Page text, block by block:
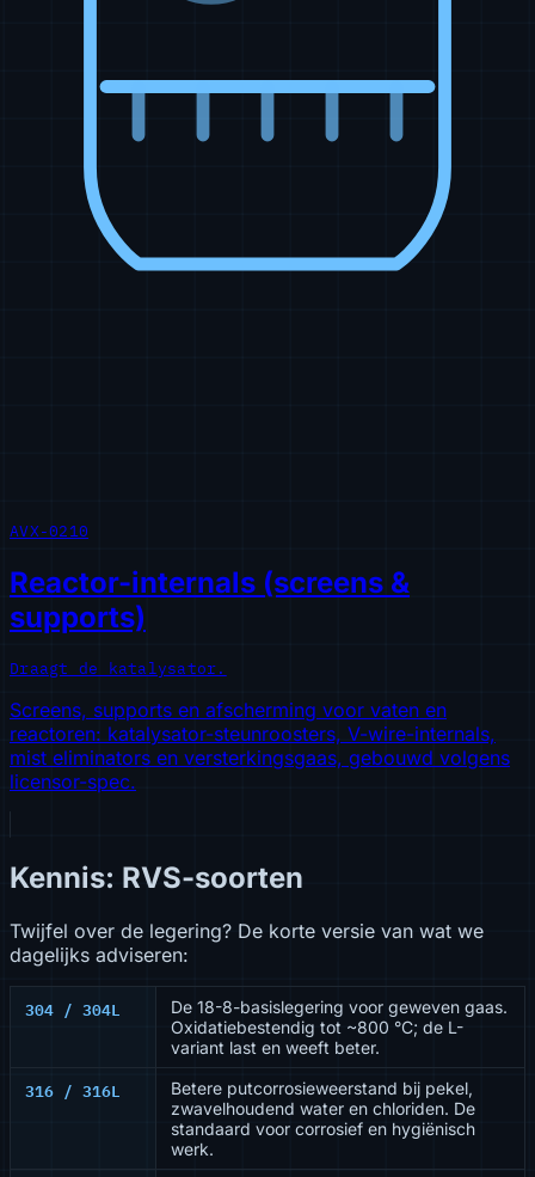
AVX-0210
Reactor-internals (screens &
supports)
Draagt de katalysator.
Screens, supports en afscherming voor vaten en
reactoren: katalysator-steunroosters, V-wire-internals,
mist eliminators en versterkingsgaas, gebouwd volgens
licensor-spec.
Kennis: RVS-soorten
Twijfel over de legering? De korte versie van wat we
dagelijks adviseren:
304 / 304L
De 18-8-basislegering voor geweven gaas.
Oxidatiebestendig tot ~800 °C; de L-
variant last en weeft beter.
316 / 316L
Betere putcorrosieweerstand bij pekel,
zwavelhoudend water en chloriden. De
standaard voor corrosief en hygiënisch
werk.